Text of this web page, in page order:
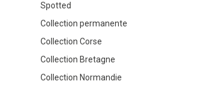
Spotted
Collection permanente
Collection Corse
Collection Bretagne
Collection Normandie